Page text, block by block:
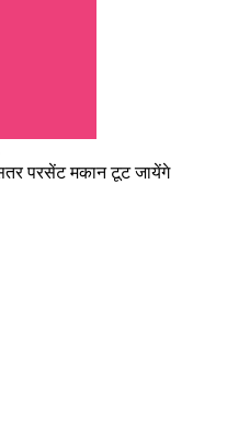
सतर परसेंट मकान टूट जायेंगे